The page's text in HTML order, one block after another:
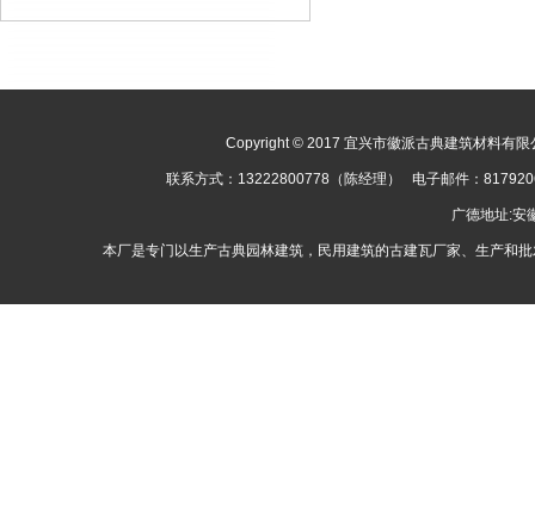
Copyright © 2017 宜兴市徽派古典建筑材料有
联系方式：13222800778（陈经理） 电子邮件：
广德地址:
本厂是专门以生产古典园林建筑，民用建筑的古建瓦厂家、生产和